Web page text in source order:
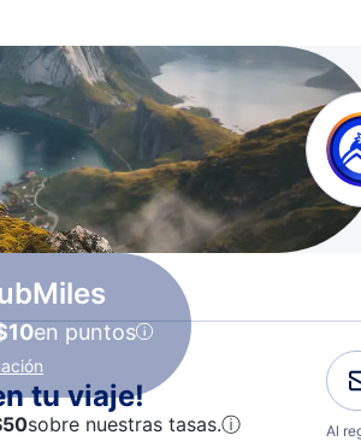
en puntos
tu viaje!
50sobre nuestras tasas.ⓘ
Al